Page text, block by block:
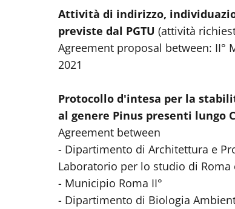
Attività di indirizzo,
previste dal PGTU (attività
Agreement proposal between: II°
2021
Protocollo d'intesa per la
al genere Pinus presenti lungo
Agreement between
- Dipartimento di Architettura e
Laboratorio per lo studio di Roma
- Municipio Roma II°
- Dipartimento di Biologia